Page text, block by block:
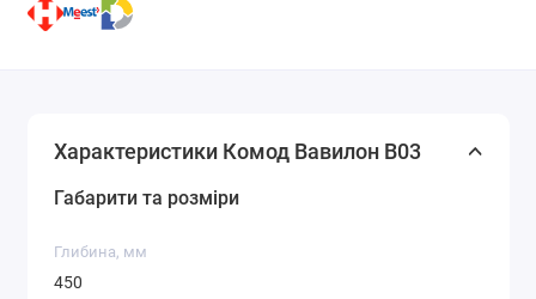
Характеристики Комод Вавилон В03
Габарити та розміри
Глибина, мм
450